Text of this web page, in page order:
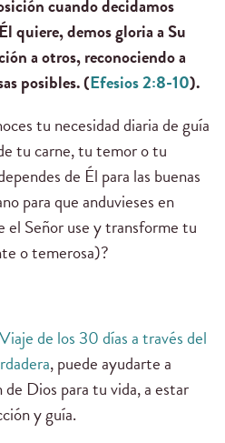
cuando decidamos
quiere, demos gloria a Su
a otros, reconociendo a
posibles. (Efesios 2:8-10).
tu necesidad diaria de guía
tu carne, tu temor o tu
de Él para las buenas
para que anduvieses en
el Señor use y transforme tu
o temerosa)?
Viaje de los 30 días a través del
, puede ayudarte a
Dios para tu vida, a estar
y guía.